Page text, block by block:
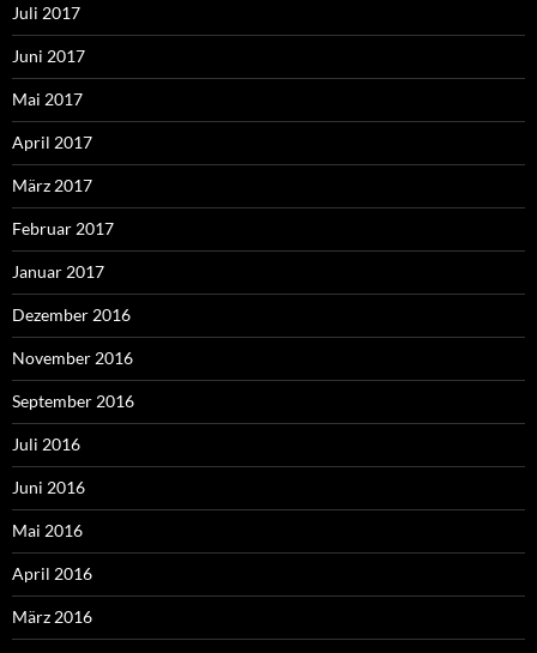
Juli 2017
Juni 2017
Mai 2017
April 2017
März 2017
Februar 2017
Januar 2017
Dezember 2016
November 2016
September 2016
Juli 2016
Juni 2016
Mai 2016
April 2016
März 2016